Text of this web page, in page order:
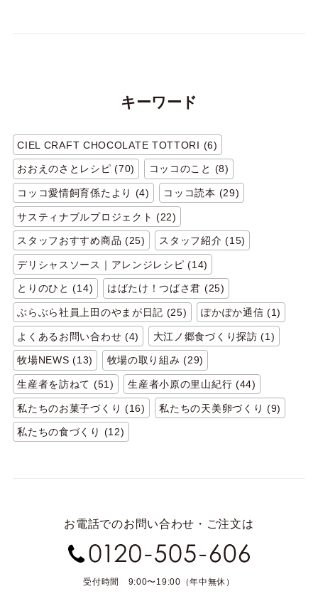
キーワード
CIEL CRAFT CHOCOLATE TOTTORI (6)
おおえのさとレシピ (70) コッコのこと (8)
コッコ愛情飼育係たより (4) コッコ読本 (29)
サスティナブルプロジェクト (22)
スタッフおすすめ商品 (25) スタッフ紹介 (15)
デリシャスソース｜アレンジレシピ (14)
とりのひと (14) はばたけ！つばさ君 (25)
ぶらぶら社員上田のやまが日記 (25) ぽかぽか通信 (1)
よくあるお問い合わせ (4) 大江ノ郷食づくり探訪 (1)
牧場NEWS (13) 牧場の取り組み (29)
生産者を訪ねて (51) 生産者小原の里山紀行 (44)
私たちのお菓子づくり (16) 私たちの天美卵づくり (9)
私たちの食づくり (12)
お電話でのお問い合わせ・ご注文は
受付時間 9:00〜19:00（年中無休）